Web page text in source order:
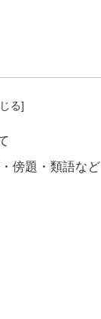
傍題・類語など